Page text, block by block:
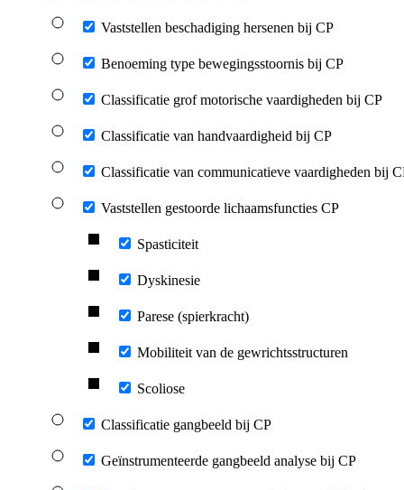
Vaststellen beschadiging hersenen bij CP
Benoeming type bewegingsstoornis bij CP
Classificatie grof motorische vaardigheden bij CP
Classificatie van handvaardigheid bij CP
Classificatie van communicatieve vaardigheden bij
Vaststellen gestoorde lichaamsfuncties CP
Spasticiteit
Dyskinesie
Parese (spierkracht)
Mobiliteit van de gewrichtsstructuren
Scoliose
Classificatie gangbeeld bij CP
Geïnstrumenteerde gangbeeld analyse bij CP